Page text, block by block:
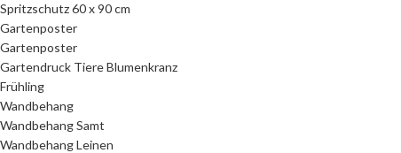
Spritzschutz 60 x 90 cm
Gartenposter
Gartenposter
Gartendruck Tiere Blumenkranz
Frühling
Wandbehang
Wandbehang Samt
Wandbehang Leinen